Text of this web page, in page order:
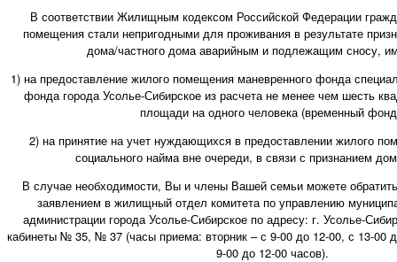
В соответствии Жилищным кодексом Российской Федерации
помещения стали непригодными для проживания в результате
дома/частного дома аварийным и подлежащим сносу,
1) на предоставление жилого помещения маневренного фонда
фонда города Усолье-Сибирское из расчета не менее чем шесть
площади на одного человека (временный
2) на принятие на учет нуждающихся в предоставлении жилого
социального найма вне очереди, в связи с признанием
В случае необходимости, Вы и члены Вашей семьи можете
заявлением в жилищный отдел комитета по управлению
администрации города Усолье-Сибирское по адресу: г. Усолье-
кабинеты № 35, № 37 (часы приема: вторник – с 9-00 до 12-00, с 13-00
9-00 до 12-00 часов).